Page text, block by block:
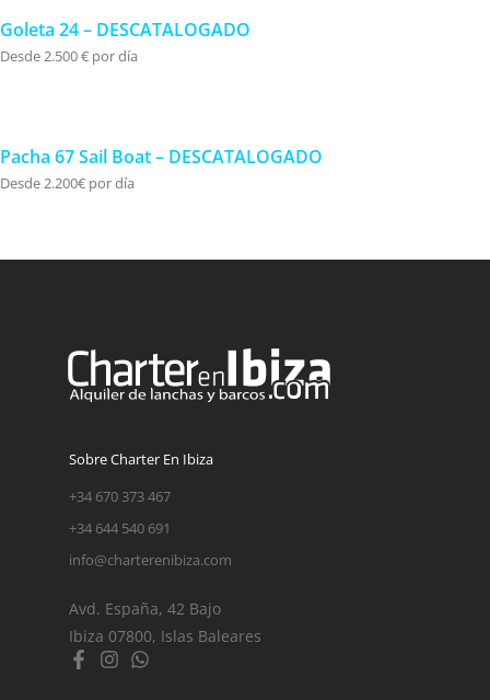
Goleta 24 – DESCATALOGADO
Desde 2.500 € por día
Pacha 67 Sail Boat – DESCATALOGADO
Desde 2.200€ por día
Sobre Charter En Ibiza
+34 670 373 467
+34 644 540 691
info@charterenibiza.com
Avd. España, 42 Bajo
Ibiza 07800, Islas Baleares